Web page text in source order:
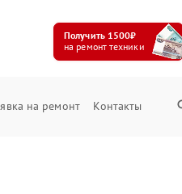
Получить 1500₽
на ремонт техники
на ремонт Контакты